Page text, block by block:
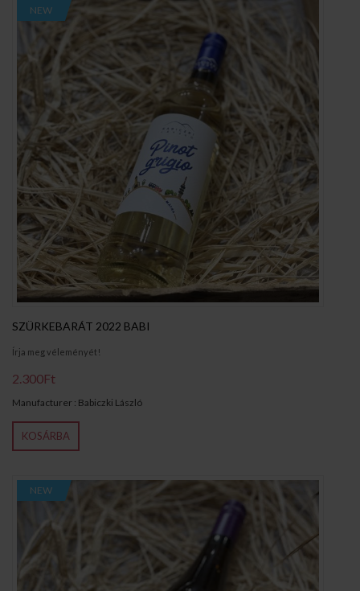
NEW
SZÜRKEBARÁT 2022 BABI
Írja meg véleményét!
2.300Ft
Manufacturer : Babiczki László
KOSÁRBA
NEW